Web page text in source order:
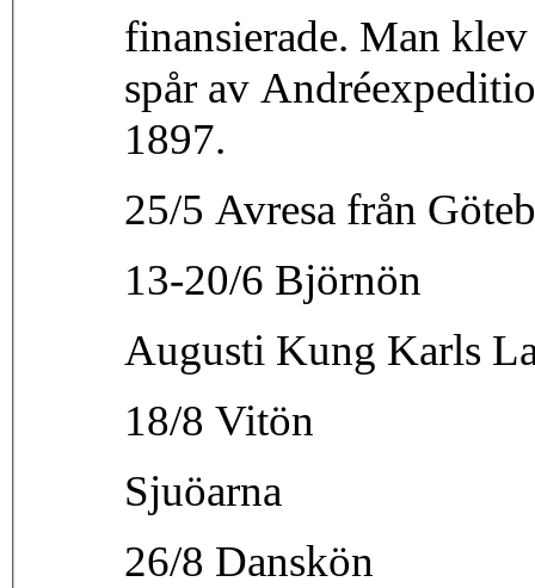
finansierade. Man
spår av
1897.
25/5 Avresa från
13-20/6 Björnön
Augusti Kung Karls
18/8 Vitön
Sjuöarna
26/8 Danskön